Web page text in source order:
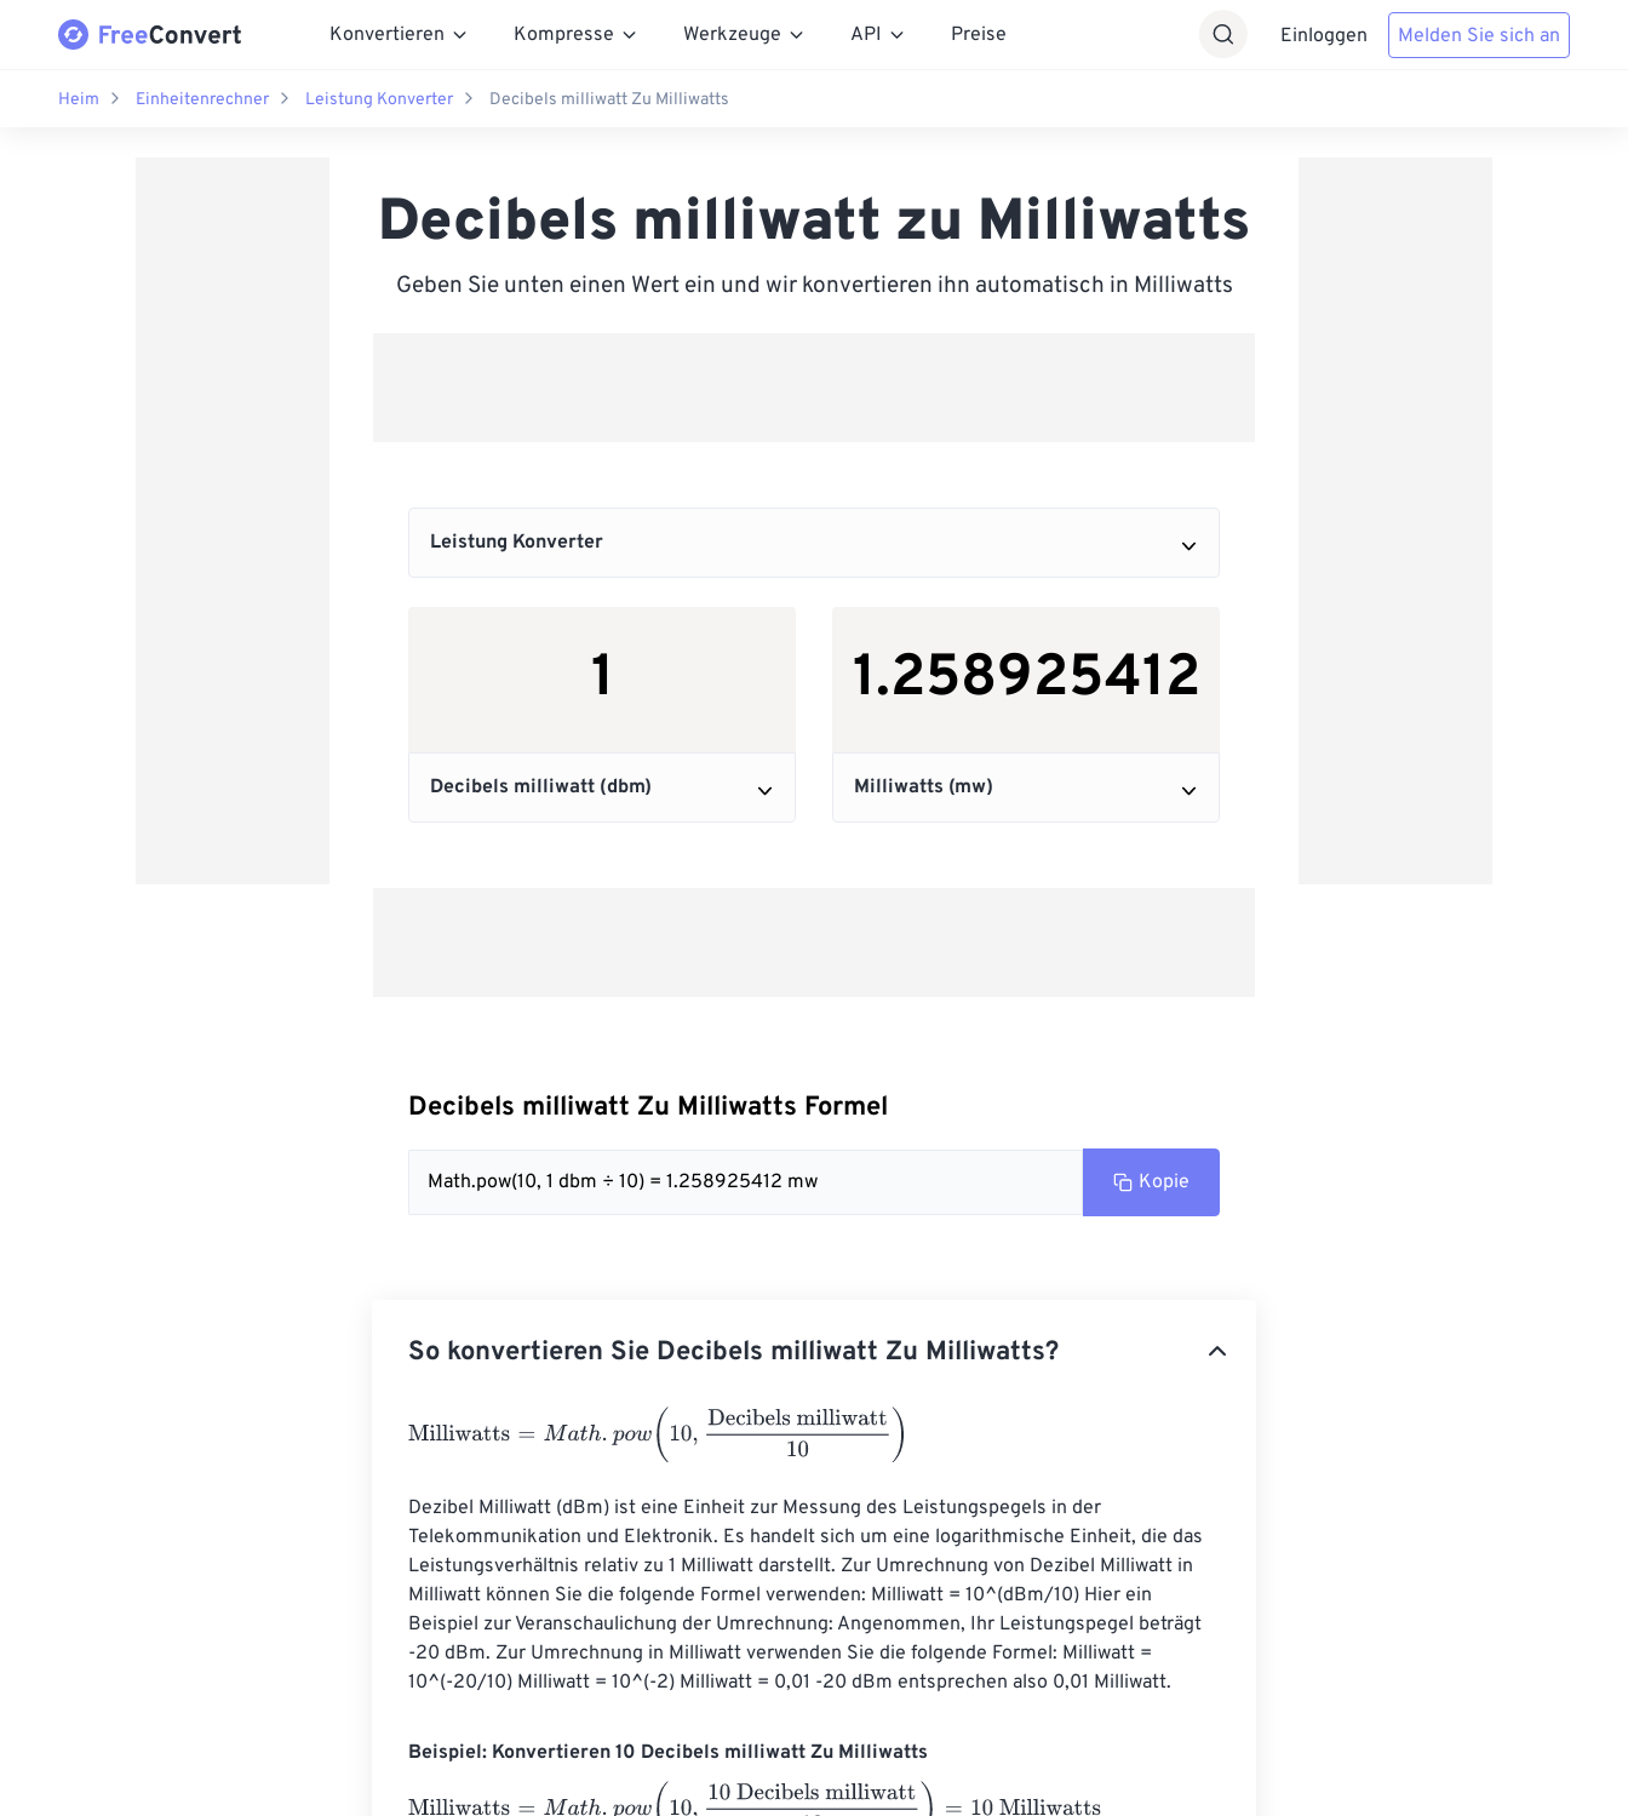
Konvertieren Kompresse Werkzeuge API Preise Einloggen Melden Sie sich an
Heim Einheitenrechner Leistung Konverter Decibels milliwatt Zu Milliwatts
Decibels milliwatt zu Milliwatts
Geben Sie unten einen Wert ein und wir konvertieren ihn automatisch in Milliwatts
Decibels milliwatt Zu Milliwatts Formel
Math.pow(10, 1 dbm ÷ 10) = 1.258925412 mw Kopie
So konvertieren Sie Decibels milliwatt Zu Milliwatts?
Milliwatts .p o (10 Decibels milliwatt10
Dezibel Milliwatt (dBm) ist eine Einheit zur Messung des Leistungspegels in der
Telekommunikation und Elektronik. Es handelt sich um eine logarithmische Einheit, die das
Leistungsverhältnis relativ zu 1 Milliwatt darstellt. Zur Umrechnung von Dezibel Milliwatt in
Milliwatt können Sie die folgende Formel verwenden: Milliwatt = 10^(dBm/10) Hier ein
Beispiel zur Veranschaulichung der Umrechnung: Angenommen, Ihr Leistungspegel beträgt
-20 dBm. Zur Umrechnung in Milliwatt verwenden Sie die folgende Formel: Milliwatt =
10^(-20/10) Milliwatt = 10^(-2) Milliwatt = 0,01 -20 dBm entsprechen also 0,01 Milliwatt.
Beispiel: Konvertieren 10 Decibels milliwatt Zu Milliwatts
Milliwatts
.p o (10 10 Decibels milliwatt10) =10 Milliwatts